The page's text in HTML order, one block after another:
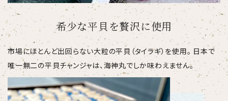
希少な平貝を贅沢に使用
市場にほとんど出回らない大粒の平貝（タイラギ）を使用。 日本で
唯一無二の平貝チャンジャは、海神丸でしか味わえません。